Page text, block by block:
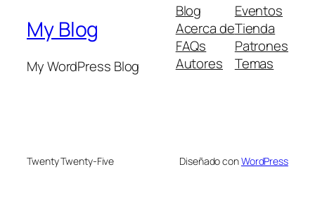
My Blog
My WordPress Blog
Blog
Acerca de
FAQs
Autores
Eventos
Tienda
Patrones
Temas
Twenty Twenty-Five Diseñado conWordPress